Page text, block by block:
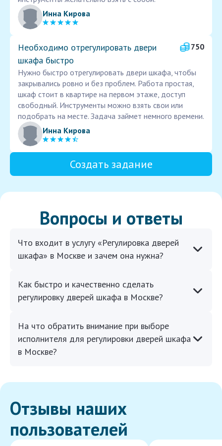
Инна Кирова
Необходимо отрегулировать двери
шкафа быстро
750
Нужно быстро отрегулировать двери шкафа, чтобы
закрывались ровно и без проблем. Работа простая,
шкаф стоит в квартире на первом этаже, доступ
свободный. Инструменты можно взять свои или
подобрать на месте. Задача займет немного времени.
Инна Кирова
Создать задание
Вопросы и ответы
Что входит в услугу «Регулировка дверей
шкафа» в Москве и зачем она нужна?
Как быстро и качественно сделать
регулировку дверей шкафа в Москве?
На что обратить внимание при выборе
исполнителя для регулировки дверей шкафа
в Москве?
Отзывы наших
пользователей